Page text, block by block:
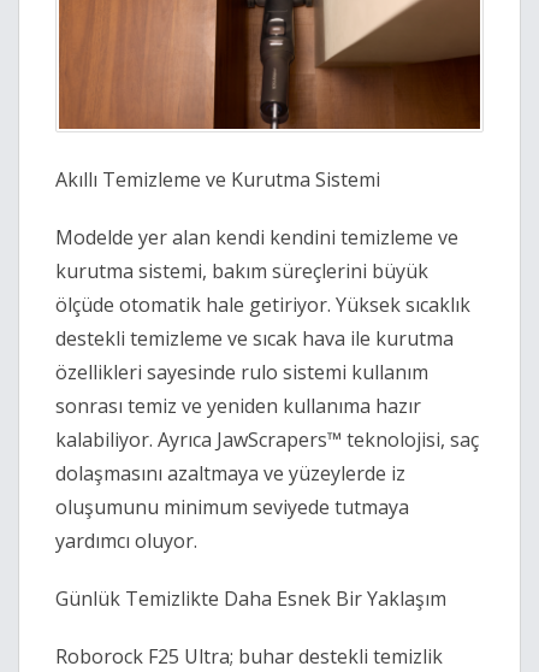
Akıllı Temizleme ve Kurutma Sistemi
Modelde yer alan kendi kendini temizleme ve
kurutma sistemi, bakım süreçlerini büyük
ölçüde otomatik hale getiriyor. Yüksek sıcaklık
destekli temizleme ve sıcak hava ile kurutma
özellikleri sayesinde rulo sistemi kullanım
sonrası temiz ve yeniden kullanıma hazır
kalabiliyor. Ayrıca JawScrapers™ teknolojisi, saç
dolaşmasını azaltmaya ve yüzeylerde iz
oluşumunu minimum seviyede tutmaya
yardımcı oluyor.
Günlük Temizlikte Daha Esnek Bir Yaklaşım
Roborock F25 Ultra; buhar destekli temizlik